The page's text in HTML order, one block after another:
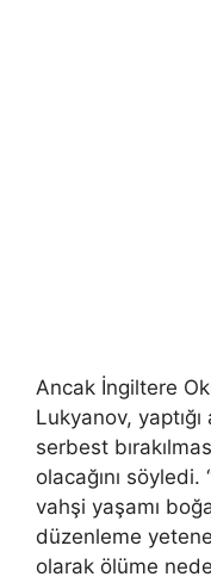
Ancak İngiltere
Lukyanov, yaptığı
serbest
olacağını
vahşi yaşamı
düzenleme
olarak ölüme